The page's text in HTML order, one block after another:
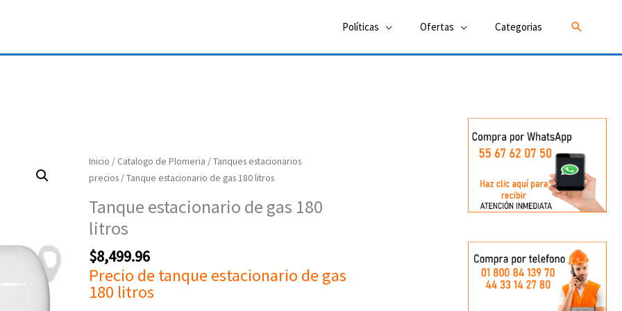
Políticas Ofertas Categorias Buscar
Inicio / Catalogo de Plomeria /Tanques estacionarios
precios/ Tanque estacionario de gas 180 litros
Tanque estacionario de gas 180
litros
$8,499.96
Precio de tanque estacionario de gas
180 litros
Tanque
estacionario
gas
180
cantidad